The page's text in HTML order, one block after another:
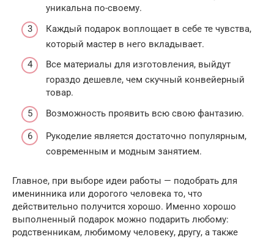
уникальна по-своему.
Каждый подарок воплощает в себе те чувства,
который мастер в него вкладывает.
Все материалы для изготовления, выйдут
гораздо дешевле, чем скучный конвейерный
товар.
Возможность проявить всю свою фантазию.
Рукоделие является достаточно популярным,
современным и модным занятием.
Главное, при выборе идеи работы — подобрать для
именинника или дорогого человека то, что
действительно получится хорошо. Именно хорошо
выполненный подарок можно подарить любому:
родственникам, любимому человеку, другу, а также